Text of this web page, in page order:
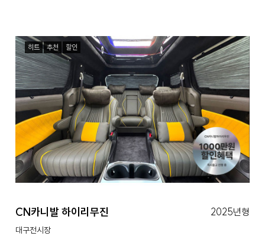
히트 추천 할인
CN카니발 하이리무진 2025년형
대구전시장